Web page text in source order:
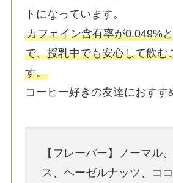
トになっています。
カフェイン含有率が0.049%
で、授乳中でも安心して飲む
す。
コーヒー好きの友達におすす
【フレーバー】ノーマル
ス、ヘーゼルナッツ、コ